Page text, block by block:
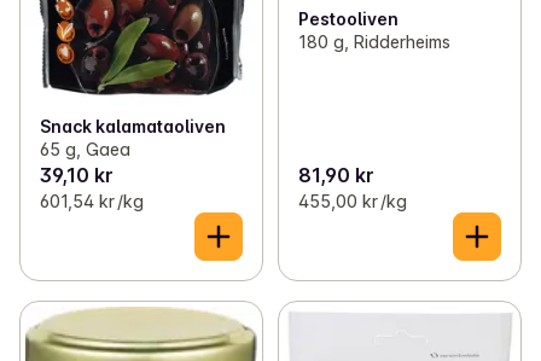
Snack kalamataoliven
65 g, Gaea
39,10 kr
601,54 kr /kg
Pestooliven
180 g, Ridderheims
81,90 kr
455,00 kr /kg